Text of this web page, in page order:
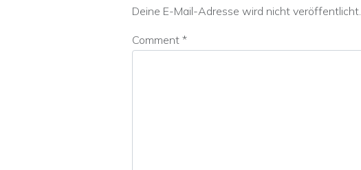
Deine E-Mail-Adresse wird nicht veröffentlicht.
Comment *